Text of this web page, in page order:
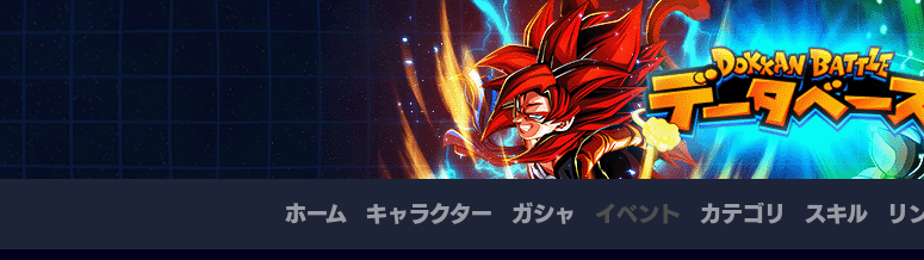
ホーム キャラクター ガシャ イベント カテゴリ スキル リ